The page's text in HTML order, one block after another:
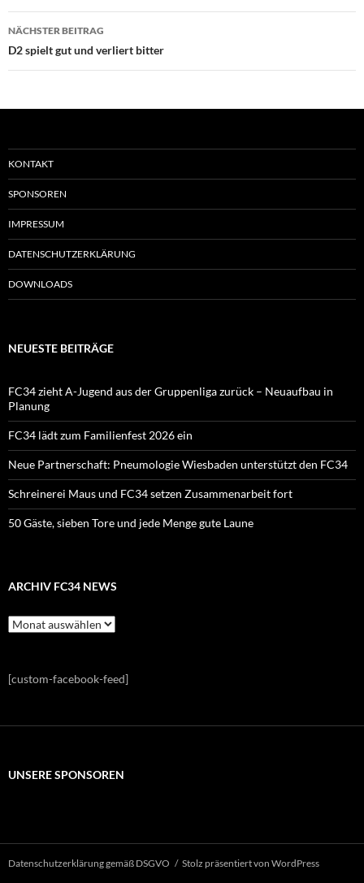
NÄCHSTER BEITRAG
D2 spielt gut und verliert bitter
KONTAKT
SPONSOREN
IMPRESSUM
DATENSCHUTZERKLÄRUNG
DOWNLOADS
NEUESTE BEITRÄGE
FC34 zieht A-Jugend aus der Gruppenliga zurück – Neuaufbau in
Planung
FC34 lädt zum Familienfest 2026 ein
Neue Partnerschaft: Pneumologie Wiesbaden unterstützt den FC34
Schreinerei Maus und FC34 setzen Zusammenarbeit fort
50 Gäste, sieben Tore und jede Menge gute Laune
ARCHIV FC34 NEWS
Archiv
FC34
[custom-facebook-feed]
UNSERE SPONSOREN
Datenschutzerklärung gemäß DSGVO Stolz präsentiert von WordPress